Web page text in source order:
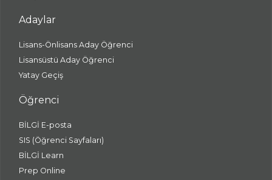
Adaylar
Lisans-Önlisans Aday Öğrenci
Lisansüstü Aday Öğrenci
Yatay Geçiş
Öğrenci
BİLGİ E-posta
SIS (Öğrenci Sayfaları)
BİLGİ Learn
Prep Online